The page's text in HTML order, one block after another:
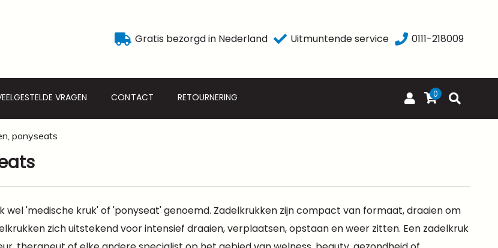
Gratis bezorgd in Nederland Uitmuntende service 0111-218009
VRAGEN CONTACT RETOURNERING 0
ponyseats
'medische kruk' of 'ponyseat' genoemd. Zadelkrukken zijn compact van formaat, draaien om
zich uitstekend voor intensief draaien, verplaatsen, opstaan en weer zitten. Een zadelkruk